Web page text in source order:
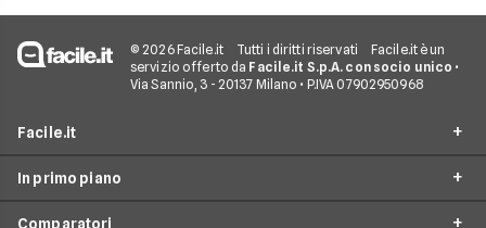
© 2026 Facile.it Tutti i diritti riservati
Facile.it è un
servizio offerto da Facile.it S.p.A. con socio unico •
Via Sannio, 3 - 20137 Milano • P.IVA 07902950968
Facile.it
Assicurazioni
In primo piano
Comparatori